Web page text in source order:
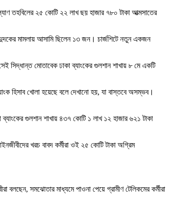
তহবিলের ২৫ কোটি ২২ লাখ ছয় হাজার ৭৮০ টাকা আত্মসাতের
মামলায় আসামি ছিলেন ১৩ জন। চার্জশিটে নতুন একজন
সিদ্ধান্ত মোতাবেক ঢাকা ব্যাংকের গুলশান শাখায় ৮ মে একটি
হিসাব খোলা হয়েছে বলে দেখানো হয়, যা বাস্তবে অসম্ভব।
গুলশান শাখায় ৪৩৭ কোটি ১ লাখ ১২ হাজার ৬২১ টাকা
খরচ বাবদ কর্মীরা ওই ২৫ কোটি টাকা অগ্রিম
বলছেন, সমঝোতার মাধ্যমে পাওনা পেয়ে গ্রামীণ টেলিকমের কর্মীরা